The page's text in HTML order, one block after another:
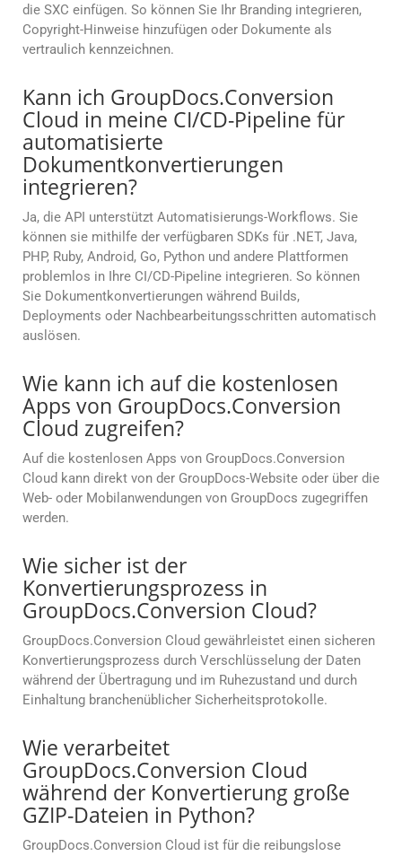
die SXC einfügen. So können Sie Ihr Branding integrieren,
Copyright-Hinweise hinzufügen oder Dokumente als
vertraulich kennzeichnen.
Kann ich GroupDocs.Conversion
Cloud in meine CI/CD-Pipeline für
automatisierte
Dokumentkonvertierungen
integrieren?
Ja, die API unterstützt Automatisierungs-Workflows. Sie
können sie mithilfe der verfügbaren SDKs für .NET, Java,
PHP, Ruby, Android, Go, Python und andere Plattformen
problemlos in Ihre CI/CD-Pipeline integrieren. So können
Sie Dokumentkonvertierungen während Builds,
Deployments oder Nachbearbeitungsschritten automatisch
auslösen.
Wie kann ich auf die kostenlosen
Apps von GroupDocs.Conversion
Cloud zugreifen?
Auf die kostenlosen Apps von GroupDocs.Conversion
Cloud kann direkt von der GroupDocs-Website oder über die
Web- oder Mobilanwendungen von GroupDocs zugegriffen
werden.
Wie sicher ist der
Konvertierungsprozess in
GroupDocs.Conversion Cloud?
GroupDocs.Conversion Cloud gewährleistet einen sicheren
Konvertierungsprozess durch Verschlüsselung der Daten
während der Übertragung und im Ruhezustand und durch
Einhaltung branchenüblicher Sicherheitsprotokolle.
Wie verarbeitet
GroupDocs.Conversion Cloud
während der Konvertierung große
GZIP-Dateien in Python?
GroupDocs.Conversion Cloud ist für die reibungslose